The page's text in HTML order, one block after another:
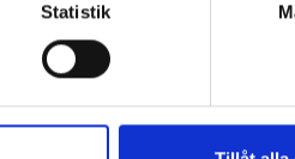
Statistik